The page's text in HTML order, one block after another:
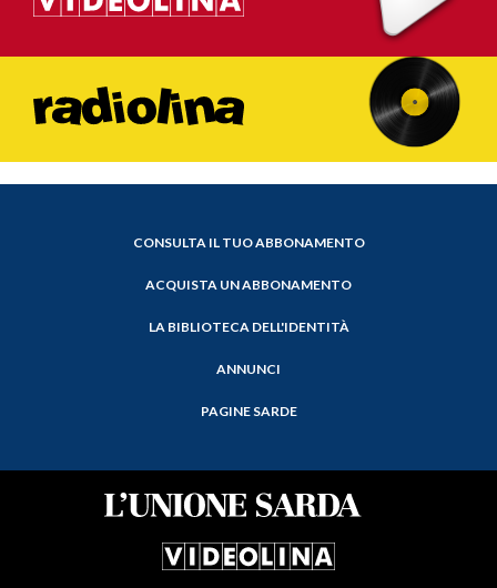
CONSULTA IL TUO ABBONAMENTO
ACQUISTA UN ABBONAMENTO
LA BIBLIOTECA DELL'IDENTITÀ
ANNUNCI
PAGINE SARDE